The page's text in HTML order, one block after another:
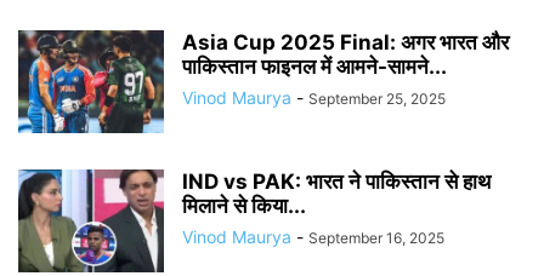
Asia Cup 2025 Final: अगर भारत और
पाकिस्तान फाइनल में आमने-सामने...
Vinod Maurya - September 25, 2025
IND vs PAK: भारत ने पाकिस्तान से हाथ
मिलाने से किया...
Vinod Maurya - September 16, 2025